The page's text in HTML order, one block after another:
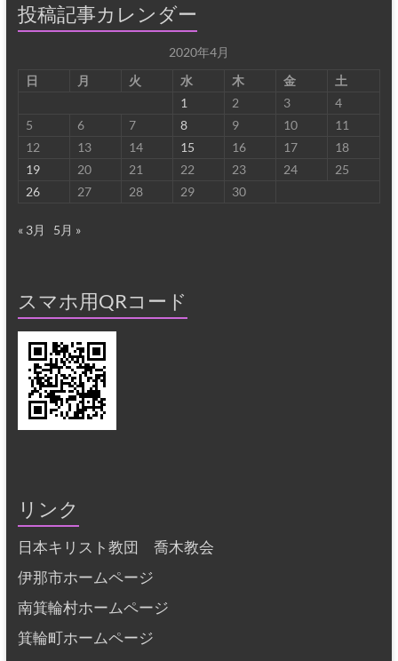
投稿記事カレンダー
2020年4月
日
月 火 水 木 金
土
1
2 3
4
5
6 7 8 9 10
11
12
13 14 15 16 17
18
19
20 21 22 23 24
25
26
27 28 29 30
« 3月 5月 »
スマホ用QRコード
リンク
日本キリスト教団 喬木教会
伊那市ホームページ
南箕輪村ホームページ
箕輪町ホームページ